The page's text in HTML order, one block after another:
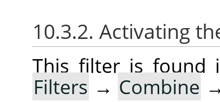
10.3.2. Activating
This filter is found
Filters → Combine